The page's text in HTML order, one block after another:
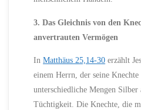
3. Das Gleichnis von den
anvertrauten Vermögen
InMatthäus 25,14-30 erzählt
einem Herrn, der seine
unterschiedliche Mengen
Tüchtigkeit. Die Knechte, die